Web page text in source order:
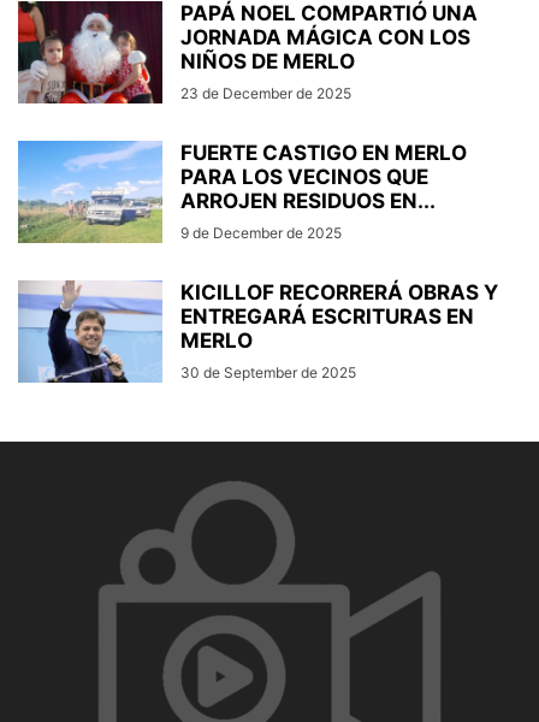
PAPÁ NOEL COMPARTIÓ UNA
JORNADA MÁGICA CON LOS
NIÑOS DE MERLO
23 de December de 2025
FUERTE CASTIGO EN MERLO
PARA LOS VECINOS QUE
ARROJEN RESIDUOS EN...
9 de December de 2025
KICILLOF RECORRERÁ OBRAS Y
ENTREGARÁ ESCRITURAS EN
MERLO
30 de September de 2025